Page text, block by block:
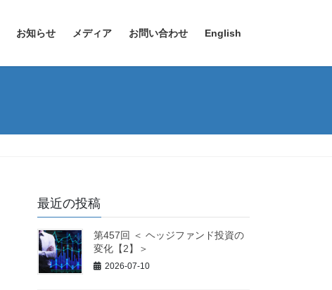
お知らせ メディア お問い合わせ English
最近の投稿
第457回 ＜ ヘッジファンド投資の
変化【2】＞
2026-07-10